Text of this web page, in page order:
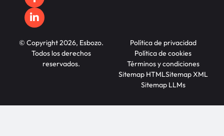
© Copyright 2026, Esbozo.
Todos los derechos
reservados.
Política de privacidad
Política de cookies
Términos y condiciones
Sitemap HTMLSitemap XML
Sitemap LLMs